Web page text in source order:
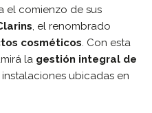
el comienzo de sus
, el renombrado
cosméticos. Con esta
la gestión integral de
instalaciones ubicadas en